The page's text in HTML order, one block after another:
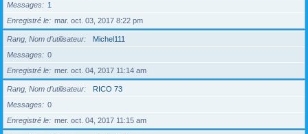
Messages
1
Enregistré le
mar. oct. 03, 2017 8:22 pm
Rang, Nom d’utilisateur
Michel111
Messages
0
Enregistré le
mer. oct. 04, 2017 11:14 am
Rang, Nom d’utilisateur
RICO 73
Messages
0
Enregistré le
mer. oct. 04, 2017 11:15 am